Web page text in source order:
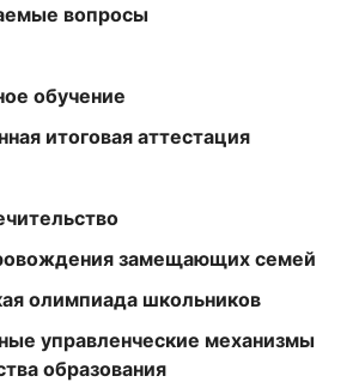
вопросы
обучение
итоговая аттестация
замещающих семей
олимпиада школьников
управленческие механизмы
образования